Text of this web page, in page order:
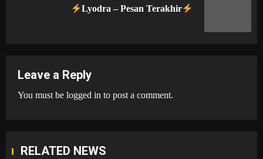
Lyodra – Pesan Terakhir
Leave a Reply
You must be logged in to post a comment.
RELATED NEWS